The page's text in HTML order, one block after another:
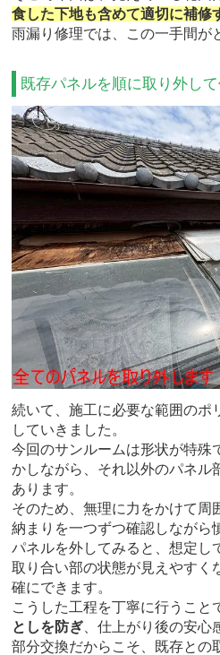
食した下地も含めて適切に補修
雨漏り修理では、この一手間が
既存パネルを順に取り外し
続いて、施工に必要な範囲のポ
していきました。
今回のサンルームは形状が特殊
かしながら、それ以外のパネル
あります。
そのため、無理に力をかけて周
納まりを一つずつ確認しながら
パネルを外してみると、想定し
取り合い部の状態が見えやすく
確にできます。
こうした工程を丁寧に行うこと
としを防ぎ 、仕上がり後の安心
部分交換だからこそ、既存との